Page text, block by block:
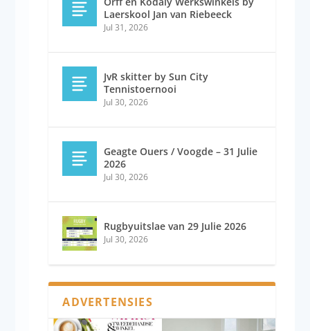
Laerskool Jan van Riebeeck
Jul 31, 2026
JvR skitter by Sun City
Tennistoernooi
Jul 30, 2026
Geagte Ouers / Voogde – 31 Julie
2026
Jul 30, 2026
Rugbyuitslae van 29 Julie 2026
Jul 30, 2026
ADVERTENSIES